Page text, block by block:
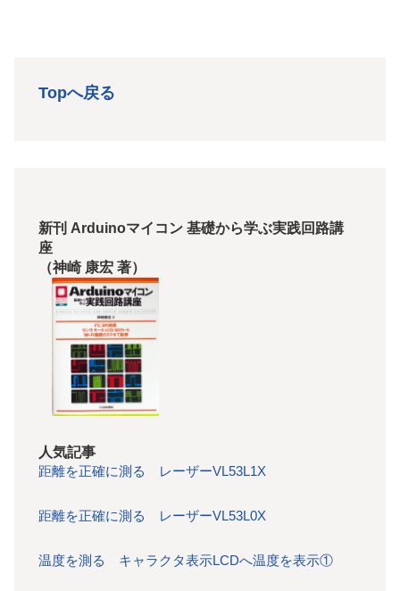
Topへ戻る
新刊 Arduinoマイコン 基礎から学ぶ実践回路講
座
（神崎 康宏 著）
人気記事
距離を正確に測る レーザーVL53L1X
距離を正確に測る レーザーVL53L0X
温度を測る キャラクタ表示LCDへ温度を表示①